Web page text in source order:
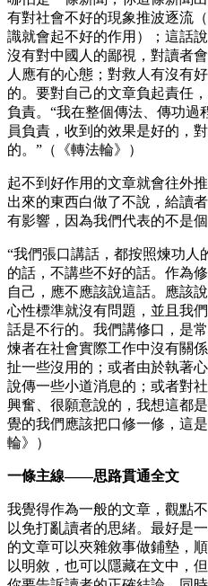
有對社會不好的現象推波逐流
識就會起不好的作用）；這話
沒有對中國人的鄙視，對讀者
人應有的心態；對救人有沒有
的。要對自己的文章負起責任
負責。“我在整個傳法、傳功過
員負責，收到的效果是好的，
的。”（《轉法輪》）
起不到好作用的文章就會往外
出來的東西白做了不說，給讀
有影響，因為我們代表的不是個
“我們張口講話，都按照煉功人
的話，不講些不好的話。作為
自己，應不應該說這話。應該
心性標準就沒有問題，並且我
話是不行的。我們講修口，是
煉者在社會實際工作中沒有關
扯一些沒用的；或者由於執著
說傳一些小道消息的；或者對
興奮、很願意說的，我想這都
覺的我們應該把口修一修，這
輪》）
一條主線——思路貫通全文
我覺得作為一般的文章，觀點
以免打亂讀者的思緒。最好是
的文章可以夾雜敘事做鋪墊，
以明敘，也可以隱藏在文中，